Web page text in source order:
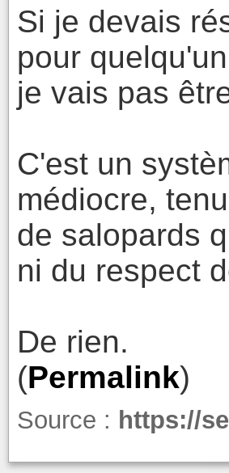
Si je devais
pour
je vais pas
C'est un
médiocre,
de salopards
ni du respect
De rien.
(Permalink)
Source : https://